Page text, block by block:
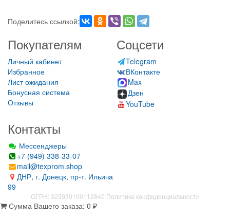
Поделитесь ссылкой:
Покупателям
Личный кабинет
Избранное
Лист ожидания
Бонусная система
Отзывы
Соцсети
Telegram
ВКонтакте
Max
Дзен
YouTube
Контакты
Мессенджеры
+7 (949) 338-33-07
mail@texprom.shop
ДНР, г. Донецк, пр-т. Ильича
99
ОГРН: 323930100112840 Политика конфиденциальности
Сумма Вашего заказа: 0 ₽